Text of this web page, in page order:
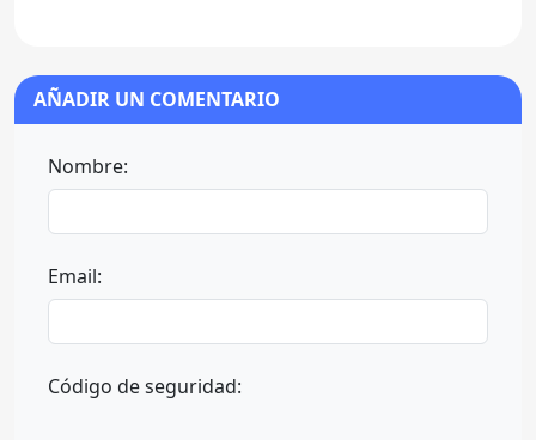
AÑADIR UN COMENTARIO
Nombre:
Email:
Código de seguridad: